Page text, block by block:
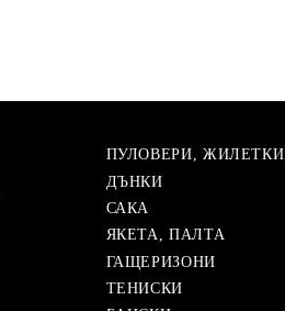
ПУЛОВЕРИ, ЖИЛЕТКИ
ДЪНКИ
САКА
ЯКЕТА, ПАЛТА
ГАЩЕРИЗОНИ
ТЕНИСКИ